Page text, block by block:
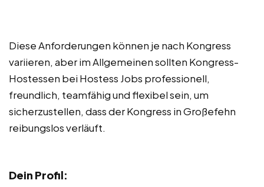
Diese Anforderungen können je nach Kongress
variieren, aber im Allgemeinen sollten Kongress-
Hostessen bei Hostess Jobs professionell,
freundlich, teamfähig und flexibel sein, um
sicherzustellen, dass der Kongress in Großefehn
reibungslos verläuft.
Dein Profil: